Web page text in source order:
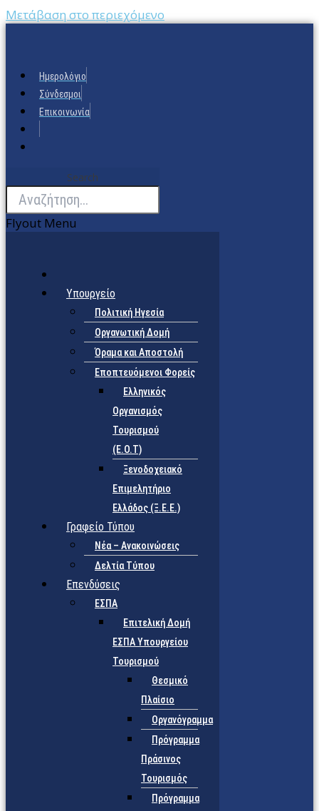
Μετάβαση στο περιεχόμενο
Ημερολόγιο
Σύνδεσμοι
Επικοινωνία
Search
Flyout Menu
Υπουργείο
Πολιτική Ηγεσία
Οργανωτική Δομή
Όραμα και Αποστολή
Εποπτευόμενοι Φορείς
Eλληνικός
Οργανισμός
Τουρισμού
(Ε.Ο.Τ)
Ξενοδοχειακό
Επιμελητήριο
Ελλάδος (Ξ.Ε.Ε.)
Γραφείο Τύπου
Νέα – Ανακοινώσεις
Δελτία Τύπου
Επενδύσεις
ΕΣΠΑ
Επιτελική Δομή
ΕΣΠΑ Υπουργείου
Τουρισμού
Θεσμικό
Πλαίσιο
Οργανόγραμμα
Πρόγραμμα
Πράσινος
Τουρισμός
Πρόγραμμα